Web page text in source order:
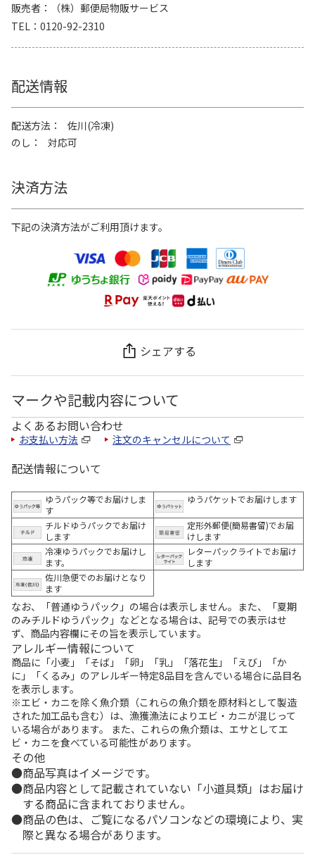
販売者
（株）郵便局物販サービス
TEL
0120-92-2310
配送情報
配送方法
佐川(冷凍)
のし
対応可
決済方法
下記の決済方法がご利用頂けます。
シェアする
マークや記載内容について
よくあるお問い合わせ
お支払い方法 注文のキャンセルについて
配送情報について
ゆうパック等でお届けしま
す
ゆうパケットでお届けします
チルドゆうパックでお届け
します
定形外郵便(簡易書留)でお届
けします
冷凍ゆうパックでお届けし
ます。
レターパックライトでお届け
します
佐川急便でのお届けとなり
ます
なお、「普通ゆうパック」の場合は表示しません。また、「夏期
のみチルドゆうパック」などとなる場合は、記号での表示はせ
ず、商品内容欄にその旨を表示しています。
アレルギー情報について
商品に「小麦」「そば」「卵」「乳」「落花生」「えび」「か
に」「くるみ」のアレルギー特定8品目を含んでいる場合に品目名
を表示します。
※エビ・カニを除く魚介類（これらの魚介類を原材料として製造
された加工品も含む）は、漁獲漁法によりエビ・カニが混じって
いる場合があります。 また、これらの魚介類は、エサとしてエ
ビ・カニを食べている可能性があります。
その他
商品写真はイメージです。
商品内容として記載されていない「小道具類」はお届け
する商品に含まれておりません。
商品の色は、ご覧になるパソコンなどの環境により、実
際と異なる場合があります。